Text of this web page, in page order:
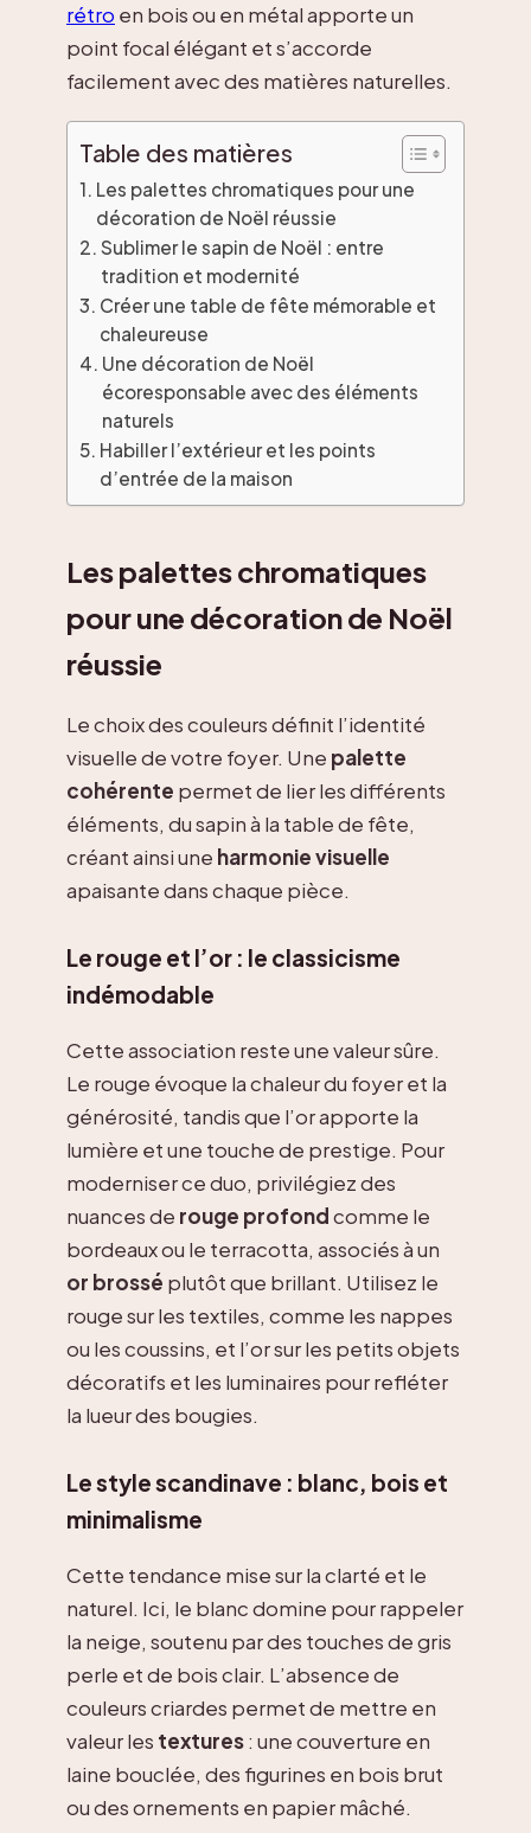
rétro en bois ou en métal apporte un
point focal élégant et s’accorde
facilement avec des matières naturelles.
Table des matières
Les palettes chromatiques pour une
décoration de Noël réussie
Sublimer le sapin de Noël : entre
tradition et modernité
Créer une table de fête mémorable et
chaleureuse
Une décoration de Noël
écoresponsable avec des éléments
naturels
Habiller l’extérieur et les points
d’entrée de la maison
Les palettes chromatiques
pour une décoration de Noël
réussie
Le choix des couleurs définit l’identité
visuelle de votre foyer. Une palette
cohérente permet de lier les différents
éléments, du sapin à la table de fête,
créant ainsi une harmonie visuelle
apaisante dans chaque pièce.
Le rouge et l’or : le classicisme
indémodable
Cette association reste une valeur sûre.
Le rouge évoque la chaleur du foyer et la
générosité, tandis que l’or apporte la
lumière et une touche de prestige. Pour
moderniser ce duo, privilégiez des
nuances de rouge profondcomme le
bordeaux ou le terracotta, associés à un
or brossé plutôt que brillant. Utilisez le
rouge sur les textiles, comme les nappes
ou les coussins, et l’or sur les petits objets
décoratifs et les luminaires pour refléter
la lueur des bougies.
Le style scandinave : blanc, bois et
minimalisme
Cette tendance mise sur la clarté et le
naturel. Ici, le blanc domine pour rappeler
la neige, soutenu par des touches de gris
perle et de bois clair. L’absence de
couleurs criardes permet de mettre en
valeur les textures: une couverture en
laine bouclée, des figurines en bois brut
ou des ornements en papier mâché.